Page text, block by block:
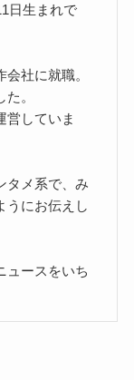
日生まれで
社に就職。
。
営していま
タメ系で、み
うにお伝えし
ュースをいち